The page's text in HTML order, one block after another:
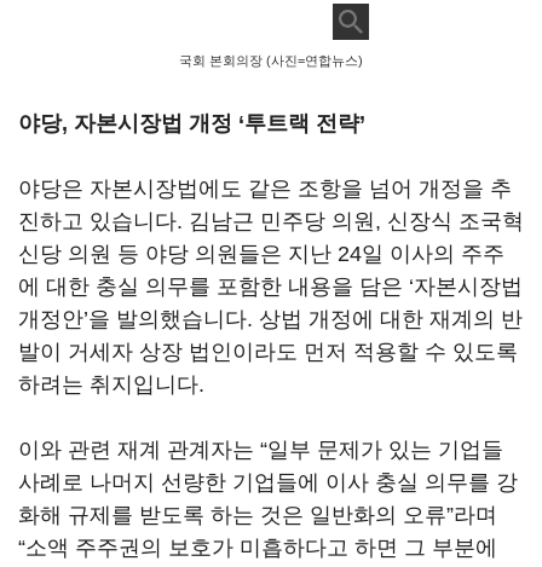
국회 본회의장 (사진=연합뉴스)
야당, 자본시장법 개정 ‘투트랙 전략’
야당은 자본시장법에도 같은 조항을 넘어 개정을 추
진하고 있습니다. 김남근 민주당 의원 , 신장식 조국혁
신당 의원 등 야당 의원들은 지난 24일 이사의 주주
에 대한 충실 의무를 포함한 내용을 담은 ‘자본시장법
개정안’을 발의했습니다. 상법 개정에 대한 재계의 반
발이 거세자 상장 법인이라도 먼저 적용할 수 있도록
하려는 취지입니다.
이와 관련 재계 관계자는 “일부 문제가 있는 기업들
사례로 나머지 선량한 기업들에 이사 충실 의무를 강
화해 규제를 받도록 하는 것은 일반화의 오류”라며
“소액 주주권의 보호가 미흡하다고 하면 그 부분에